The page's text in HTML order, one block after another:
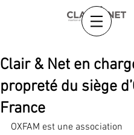
Clair & Net en
propreté du siège
France
OXFAM est une association